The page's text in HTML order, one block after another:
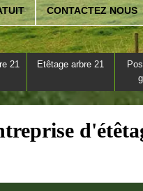
CONTACTEZ NOUS
21 Etêtage arbre 21